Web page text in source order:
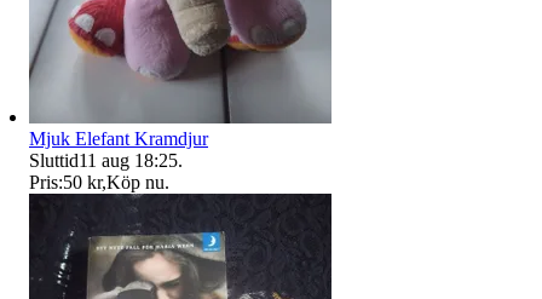
Mjuk Elefant Kramdjur
Sluttid11 aug 18:25.
Pris:50 kr,Köp nu.